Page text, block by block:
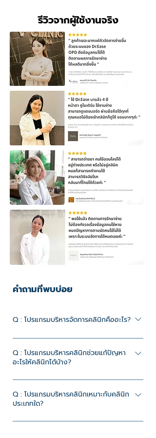
รีวิวจากผู้ใช้งานจริง
คำถามที่พบบ่อย
Q : โปรแกรมบริหารจัดการคลินิกคืออะไร?
A : โปรแกรมบริหารจัดการคลินิก (Clinic
Management Software) ที่ช่วยดูแลระบบ
งานภายในคลินิก เช่น การจัดการคนไข้ ตาราง
Q : โปรแกรมบริหารคลินิกช่วยแก้ปัญหา
อะไรให้คลินิกได้บ้าง?
A : ช่วยลดปัญหาการจัดการข้อมูลคนไข้ไม่เป็น
ระบบ การนัดหมายซ้ำซ้อน และงานเอกสารที่
ยุ่งยาก ทำให้ทีมงานทำงานง่ายขึ้น และคลินิก
Q : โปรแกรมบริหารคลินิกเหมาะกับคลินิก
ประเภทใด?
A : เหมาะกับคลินิกเปิดใหม่ คลินิกขนาดเล็กถึง